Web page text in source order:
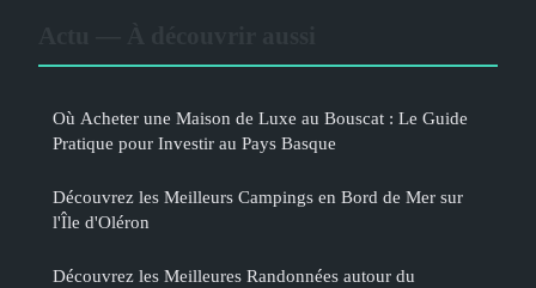
Où Acheter une Maison de Luxe au Bouscat : Le Guide
Pratique pour Investir au Pays Basque
Découvrez les Meilleurs Campings en Bord de Mer sur
l'Île d'Oléron
Découvrez les Meilleures Randonnées autour du